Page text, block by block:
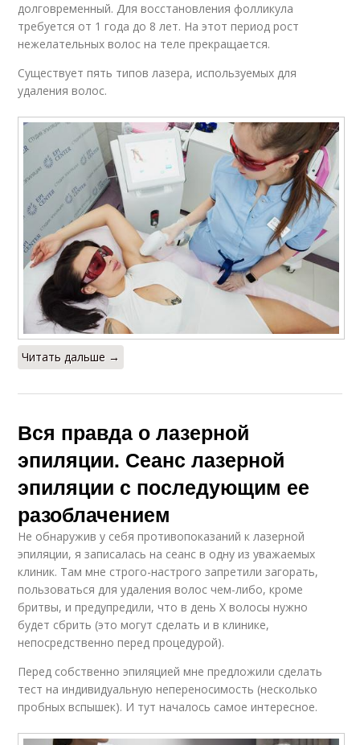
долговременный. Для восстановления фолликула
требуется от 1 года до 8 лет. На этот период рост
нежелательных волос на теле прекращается.
Существует пять типов лазера, используемых для
удаления волос.
Читать дальше →
Вся правда о лазерной
эпиляции. Сеанс лазерной
эпиляции с последующим ее
разоблачением
Не обнаружив у себя противопоказаний к лазерной
эпиляции, я записалась на сеанс в одну из уважаемых
клиник. Там мне строго-настрого запретили загорать,
пользоваться для удаления волос чем-либо, кроме
бритвы, и предупредили, что в день Х волосы нужно
будет сбрить (это могут сделать и в клинике,
непосредственно перед процедурой).
Перед собственно эпиляцией мне предложили сделать
тест на индивидуальную непереносимость (несколько
пробных вспышек). И тут началось самое интересное.